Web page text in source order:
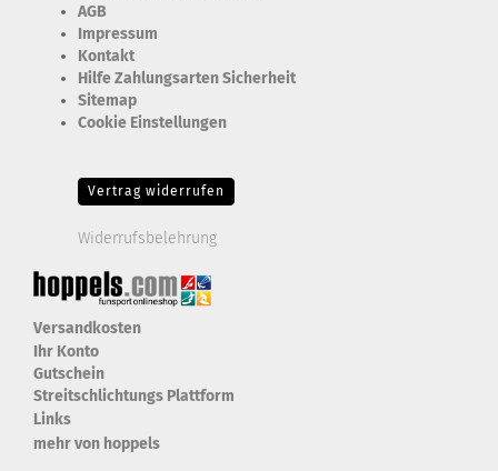
AGB
Impressum
Kontakt
Hilfe Zahlungsarten Sicherheit
Sitemap
Cookie Einstellungen
Vertrag widerrufen
Widerrufsbelehrung
Versandkosten
Ihr Konto
Gutschein
Streitschlichtungs Plattform
Links
mehr von hoppels